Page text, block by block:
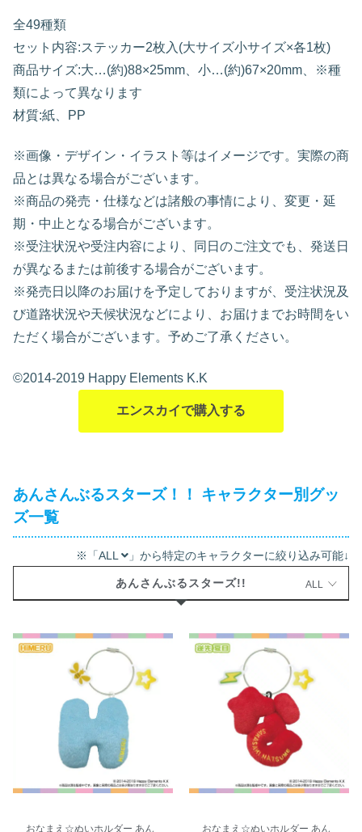
全49種類
セット内容:ステッカー2枚入(大サイズ小サイズ×各1枚)
商品サイズ:大…(約)88×25mm、小…(約)67×20mm、※種
類によって異なります
材質:紙、PP
※画像・デザイン・イラスト等はイメージです。実際の商
品とは異なる場合がございます。
※商品の発売・仕様などは諸般の事情により、変更・延
期・中止となる場合がございます。
※受注状況や受注内容により、同日のご注文でも、発送日
が異なるまたは前後する場合がございます。
※発売日以降のお届けを予定しておりますが、受注状況及
び道路状況や天候状況などにより、お届けまでお時間をい
ただく場合がございます。予めご了承ください。
©2014-2019 Happy Elements K.K
エンスカイで購入する
あんさんぶるスターズ！！ キャラクター別グッ
ズ一覧
※「ALL 」から特定のキャラクターに絞り込み可能↓
あんさんぶるスターズ!! ALL
おなまえ☆ぬいホルダー あん おなまえ☆ぬいホルダー あん